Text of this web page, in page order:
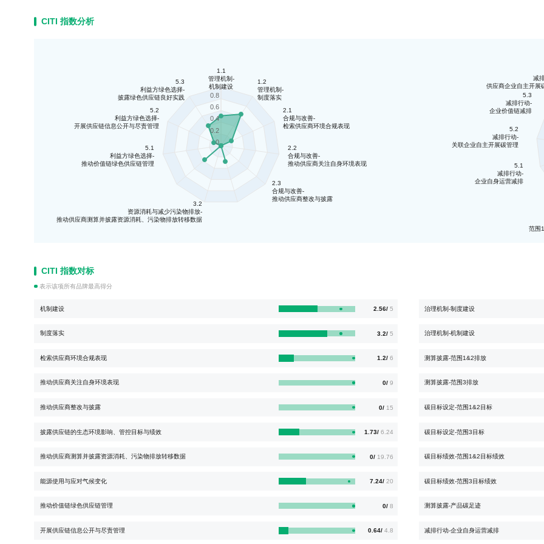
CITI 指数分析
1.1
管理机制-
机制建设
1.2
管理机制-
制度落实
2.1
合规与改善-
检索供应商环境合规表现
2.2
合规与改善-
推动供应商关注自身环境表现
2.3
合规与改善-
推动供应商整改与披露
3.2
资源消耗与减少污染物排放-
推动供应商测算并披露资源消耗、污染物排放转移数据
5.1
利益方绿色选择-
推动价值链绿色供应链管理
5.2
利益方绿色选择-
开展供应链信息公开与尽责管理
5.3
利益方绿色选择-
披露绿色供应链良好实践
0
0.2
0.4
0.6
0.8
范围
5.1
减排行动-
企业自身运营减排
5.2
减排行动-
关联企业自主开展碳管理
5.3
减排行动-
企业价值链减排
减
供应商企业自主开展
CITI 指数对标
表示该项所有品牌最高得分
机制建设 2.56/ 5
制度落实 3.2/ 5
检索供应商环境合规表现 1.2/ 6
推动供应商关注自身环境表现 0/ 9
推动供应商整改与披露 0/ 15
披露供应链的生态环境影响、管控目标与绩效 1.73/ 6.24
推动供应商测算并披露资源消耗、污染物排放转移数据 0/ 19.76
能源使用与应对气候变化 7.24/ 20
推动价值链绿色供应链管理 0/ 8
开展供应链信息公开与尽责管理 0.64/ 4.8
治理机制-制度建设
治理机制-机制建设
测算披露-范围1&2排放
测算披露-范围3排放
碳目标设定-范围1&2目标
碳目标设定-范围3目标
碳目标绩效-范围1&2目标绩效
碳目标绩效-范围3目标绩效
测算披露-产品碳足迹
减排行动-企业自身运营减排